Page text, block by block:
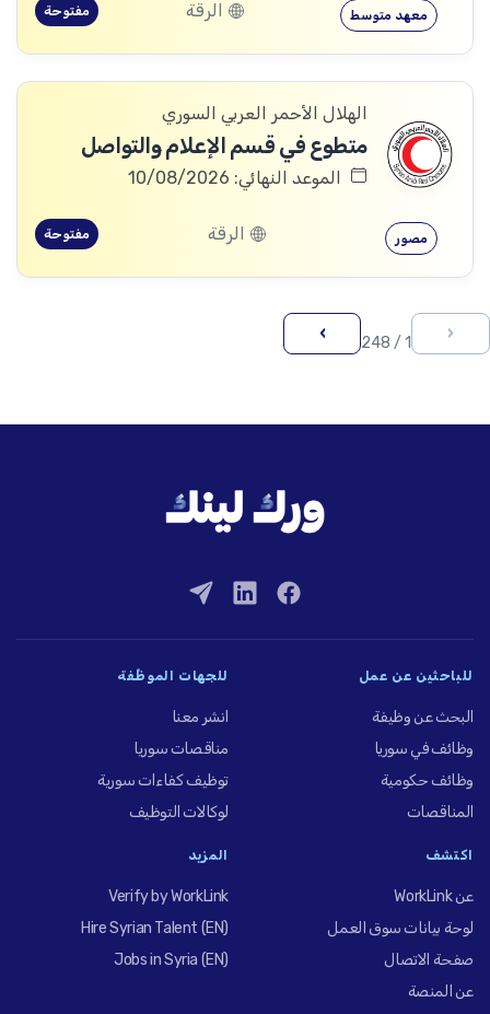
معهد متوسط الرقة مفتوحة
الهلال الأحمر العربي السوري
متطوع في قسم الإعلام والتواصل
الموعد النهائي: 10/08/2026
مصور الرقة مفتوحة
‹
1 / 248
›
للباحثين عن عمل
البحث عن وظيفة
وظائف في سوريا
وظائف حكومية
المناقصات
للجهات الموظِّفة
انشر معنا
مناقصات سوريا
توظيف كفاءات سورية
لوكالات التوظيف
اكتشف
عن WorkLink
لوحة بيانات سوق العمل
صفحة الاتصال
عن المنصة
المزيد
Verify by WorkLink
Hire Syrian Talent (EN)
Jobs in Syria (EN)